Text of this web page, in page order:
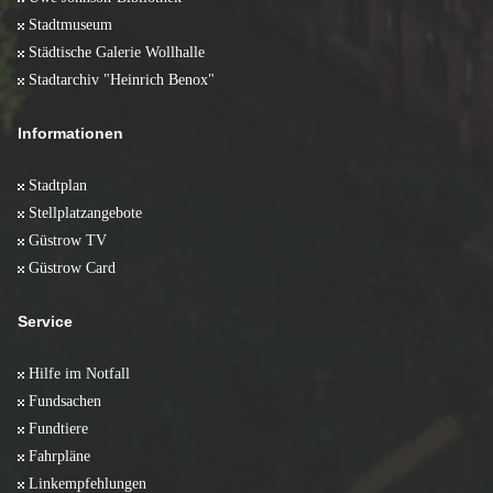
Stadtmuseum
Städtische Galerie Wollhalle
Stadtarchiv "Heinrich Benox"
Informationen
Stadtplan
Stellplatzangebote
Güstrow TV
Güstrow Card
Service
Hilfe im Notfall
Fundsachen
Fundtiere
Fahrpläne
Linkempfehlungen